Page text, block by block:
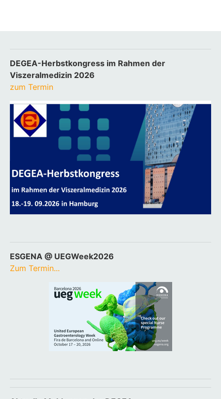
DEGEA-Herbstkongress im Rahmen der
Viszeralmedizin 2026
zum Termin
ESGENA @ UEGWeek2026
Zum Termin...